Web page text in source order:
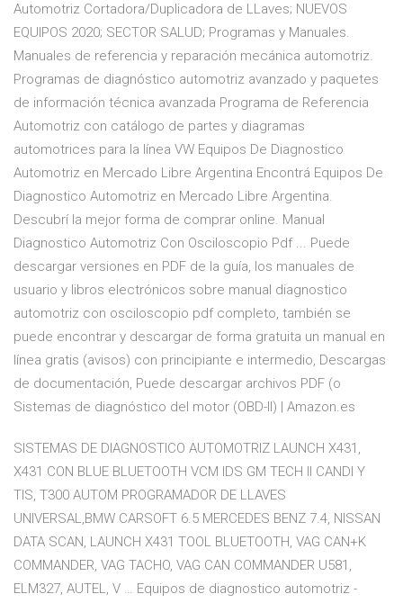
Automotriz Cortadora/Duplicadora de LLaves; NUEVOS
EQUIPOS 2020; SECTOR SALUD; Programas y Manuales.
Manuales de referencia y reparación mecánica automotriz.
Programas de diagnóstico automotriz avanzado y paquetes
de información técnica avanzada Programa de Referencia
Automotriz con catálogo de partes y diagramas
automotrices para la línea VW Equipos De Diagnostico
Automotriz en Mercado Libre Argentina Encontrá Equipos De
Diagnostico Automotriz en Mercado Libre Argentina.
Descubrí la mejor forma de comprar online. Manual
Diagnostico Automotriz Con Osciloscopio Pdf ... Puede
descargar versiones en PDF de la guía, los manuales de
usuario y libros electrónicos sobre manual diagnostico
automotriz con osciloscopio pdf completo, también se
puede encontrar y descargar de forma gratuita un manual en
línea gratis (avisos) con principiante e intermedio, Descargas
de documentación, Puede descargar archivos PDF (o
Sistemas de diagnóstico del motor (OBD-II) | Amazon.es
SISTEMAS DE DIAGNOSTICO AUTOMOTRIZ LAUNCH X431,
X431 CON BLUE BLUETOOTH VCM IDS GM TECH II CANDI Y
TIS, T300 AUTOM PROGRAMADOR DE LLAVES
UNIVERSAL,BMW CARSOFT 6.5 MERCEDES BENZ 7.4, NISSAN
DATA SCAN, LAUNCH X431 TOOL BLUETOOTH, VAG CAN+K
COMMANDER, VAG TACHO, VAG CAN COMMANDER U581,
ELM327, AUTEL, V … Equipos de diagnostico automotriz -